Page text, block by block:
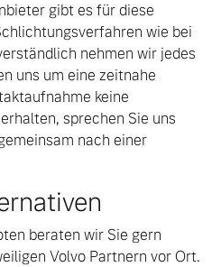
gibt es für diese
wie bei
nehmen wir jedes
uns um eine zeitnahe
keine
sprechen Sie uns
nach einer
beraten wir Sie gern
Volvo Partnern vor Ort.